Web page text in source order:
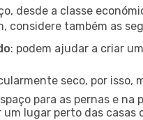
desde a classe
considere também as
: podem ajudar a criar
seco, por
para as pernas e
lugar perto das casas